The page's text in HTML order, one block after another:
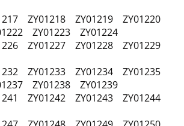
ZY01218 ZY01219 ZY01220
ZY01223 ZY01224
ZY01227 ZY01228 ZY01229
ZY01233 ZY01234 ZY01235
ZY01238 ZY01239
ZY01242 ZY01243 ZY01244